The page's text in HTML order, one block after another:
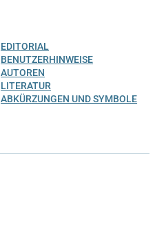
EDITORIAL
BENUTZERHINWEISE
AUTOREN
LITERATUR
ABKÜRZUNGEN UND SYMBOLE